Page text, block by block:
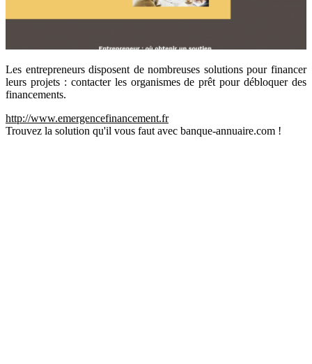
Les entrepreneurs disposent de nombreuses solutions pour financer
leurs projets : contacter les organismes de prêt pour débloquer des
financements.
http://www.emergencefinancement.fr
Trouvez la solution qu'il vous faut avec banque-annuaire.com !